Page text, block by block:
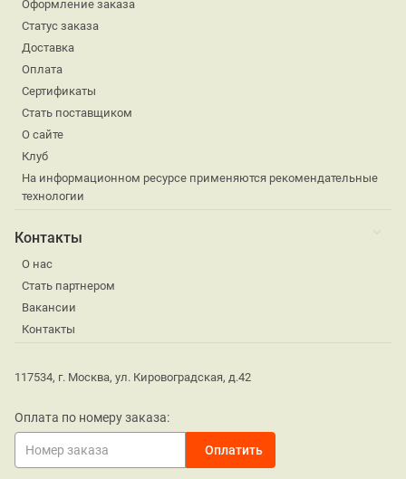
Оформление заказа
Статус заказа
Доставка
Оплата
Сертификаты
Стать поставщиком
О сайте
Клуб
На информационном ресурсе применяются рекомендательные
технологии
Контакты
О нас
Стать партнером
Вакансии
Контакты
117534, г. Москва, ул. Кировоградская, д.42
Оплата по номеру заказа: